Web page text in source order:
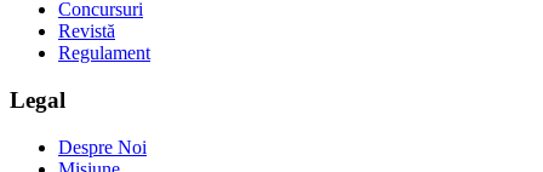
Concursuri
Revistă
Regulament
Legal
Despre Noi